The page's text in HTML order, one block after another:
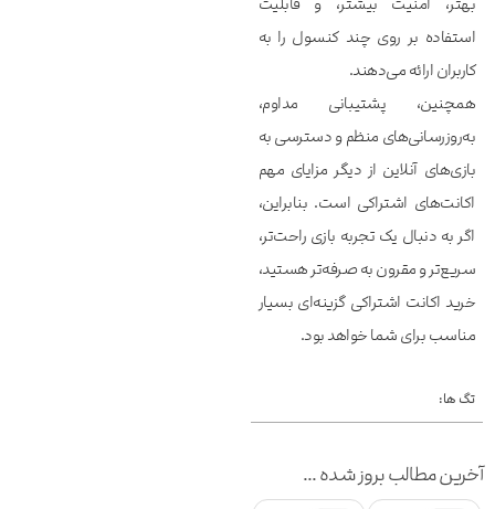
استفاده بر روی چند کنسول را به
کاربران ارائه می‌دهند.
همچنین، پشتیبانی مداوم،
به‌روزرسانی‌های منظم و دسترسی به
بازی‌های آنلاین از دیگر مزایای مهم
اکانت‌های اشتراکی است. بنابراین،
اگر به دنبال یک تجربه بازی راحت‌تر،
سریع‌تر و مقرون به صرفه‌تر هستید،
خرید اکانت اشتراکی گزینه‌ای بسیار
مناسب برای شما خواهد بود.
تگ ها:
آخرین مطالب بروز شده ...